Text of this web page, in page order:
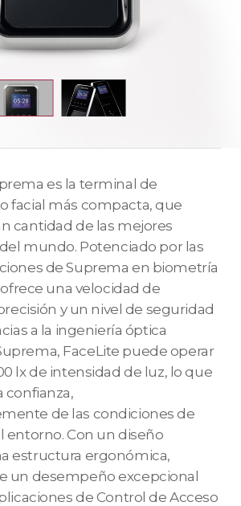
es la terminal de
facial más compacta, que
cantidad de las mejores
mundo. Potenciado por las
de Suprema en biometría
una velocidad de
y un nivel de seguridad
a la ingeniería óptica
FaceLite puede operar
lx de intensidad de luz, lo que
confianza,
de las condiciones de
entorno. Con un diseño
estructura ergonómica,
un desempeño excepcional
de Control de Acceso